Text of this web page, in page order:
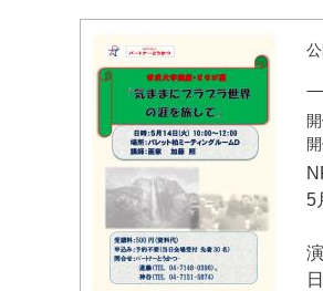
5
マイメディア検索